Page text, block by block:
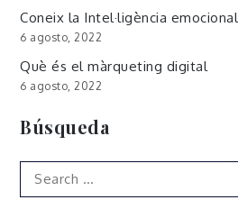
Coneix la Intel·ligència emocional
6 agosto, 2022
Què és el màrqueting digital
6 agosto, 2022
Búsqueda
Search